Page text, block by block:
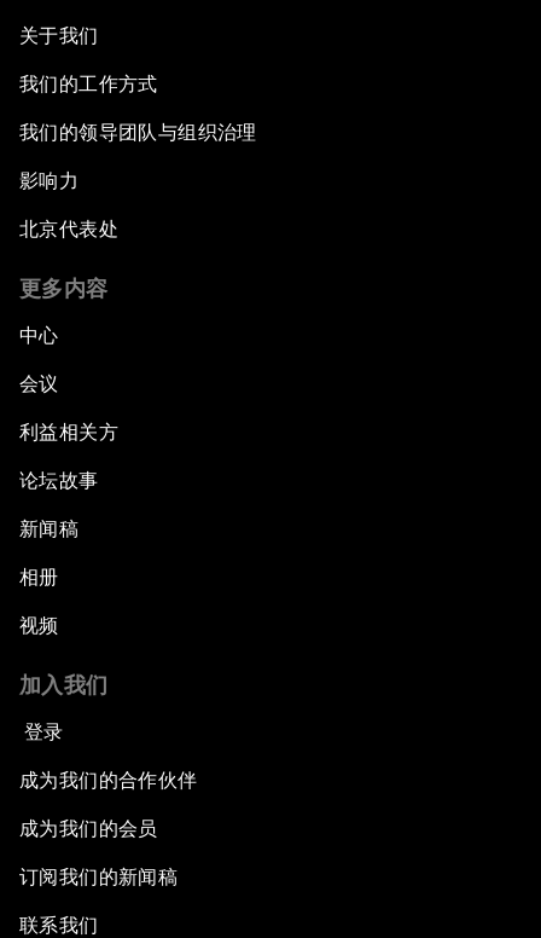
关于我们
我们的工作方式
我们的领导团队与组织治理
影响力
北京代表处
更多内容
中心
会议
利益相关方
论坛故事
新闻稿
相册
视频
加入我们
登录
成为我们的合作伙伴
成为我们的会员
订阅我们的新闻稿
联系我们